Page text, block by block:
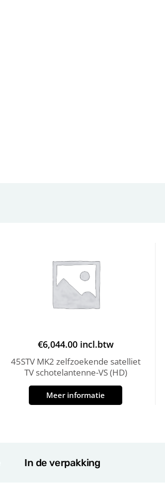
€6,044.00 incl.btw
45STV MK2 zelfzoekende satelliet
TV schotelantenne-VS (HD)
Meer informatie
In de verpakking